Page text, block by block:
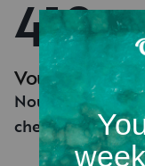
418
Vous semblez
Nous n'arrivons
cherchez.